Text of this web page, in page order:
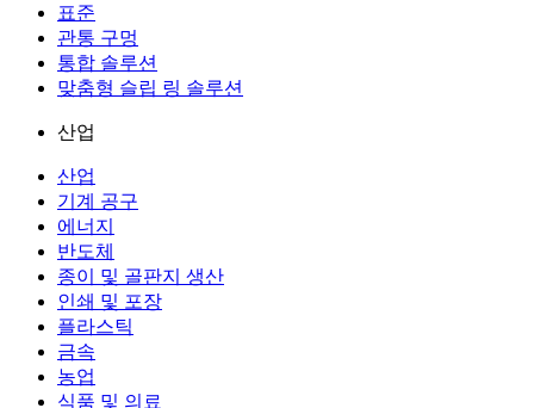
표준
관통 구멍
통합 솔루션
맞춤형 슬립 링 솔루션
산업
산업
기계 공구
에너지
반도체
종이 및 골판지 생산
인쇄 및 포장
플라스틱
금속
농업
식품 및 의료